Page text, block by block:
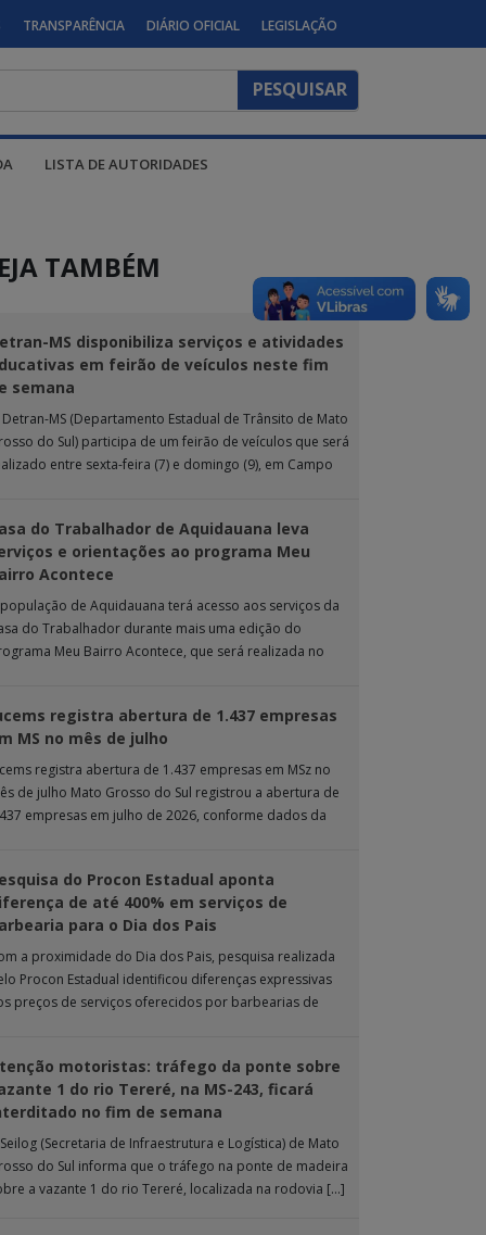
TRANSPARÊNCIA DIÁRIO OFICIAL LEGISLAÇÃO
LISTA DE AUTORIDADES
TAMBÉM
MS disponibiliza serviços e atividades
em feirão de veículos neste fim
semana
Detran-MS (Departamento Estadual de Trânsito de Mato
do Sul) participa de um feirão de veículos que será
entre sexta-feira (7) e domingo (9), em Campo
do Trabalhador de Aquidauana leva
e orientações ao programa Meu
Acontece
de Aquidauana terá acesso aos serviços da
do Trabalhador durante mais uma edição do
Meu Bairro Acontece, que será realizada no
registra abertura de 1.437 empresas
MS no mês de julho
registra abertura de 1.437 empresas em MSz no
de julho Mato Grosso do Sul registrou a abertura de
empresas em julho de 2026, conforme dados da
do Procon Estadual aponta
de até 400% em serviços de
para o Dia dos Pais
a proximidade do Dia dos Pais, pesquisa realizada
Procon Estadual identificou diferenças expressivas
preços de serviços oferecidos por barbearias de
motoristas: tráfego da ponte sobre
1 do rio Tereré, na MS-243, ficará
no fim de semana
(Secretaria de Infraestrutura e Logística) de Mato
do Sul informa que o tráfego na ponte de madeira
a vazante 1 do rio Tereré, localizada na rodovia […]